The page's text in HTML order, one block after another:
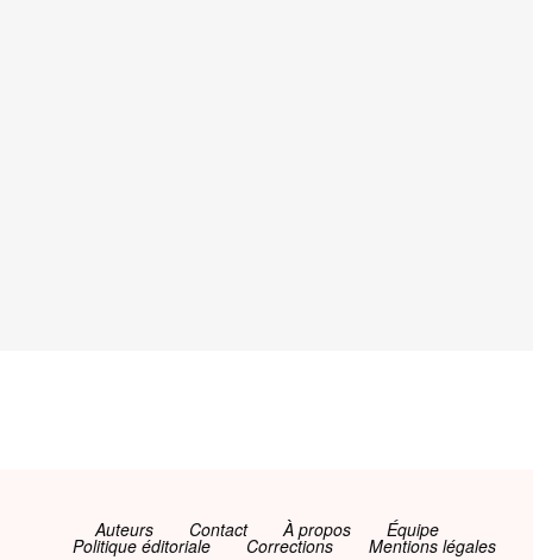
Auteurs Contact À propos Équipe
Politique éditoriale Corrections Mentions légales